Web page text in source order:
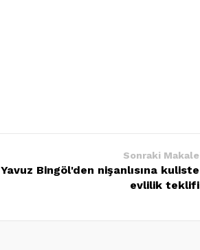
Sonraki Makale
Yavuz Bingöl'den nişanlısına kuliste
evlilik teklifi